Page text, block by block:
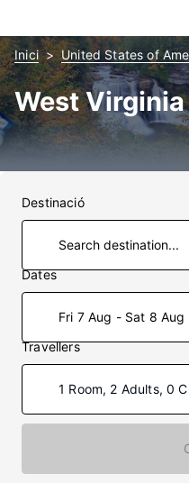
Inici United States of
West
Destinació
Dates
Fri 7 Aug - Sat 8 Aug
Travellers
1 Room, 2 Adults, 0